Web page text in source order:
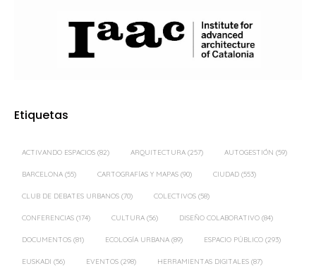
Etiquetas
ACTIVANDO ESPACIOS (82) ARQUITECTURA (257) AUTOGESTIÓN (59)
BARCELONA (55) CARTOGRAFÍAS Y MAPAS (90) CIUDAD (553)
CLUB DE DEBATES URBANOS (70) COLECTIVOS (58)
CONFERENCIAS (174) CULTURA (56) DISEÑO COLABORATIVO (84)
DOCUMENTOS (81) ECOLOGÍA URBANA (89) ESPACIO PÚBLICO (293)
EUSKADI (56) EVENTOS (298) HERRAMIENTAS DIGITALES (87)